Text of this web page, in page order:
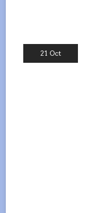
21 Oct